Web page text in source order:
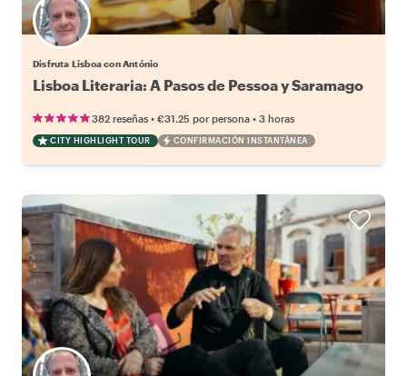
Disfruta Lisboa con António
Lisboa Literaria: A Pasos de Pessoa y Saramago
382 reseñas • €31.25 por persona • 3 horas
CITY HIGHLIGHT TOUR CONFIRMACIÓN INSTANTÁNEA